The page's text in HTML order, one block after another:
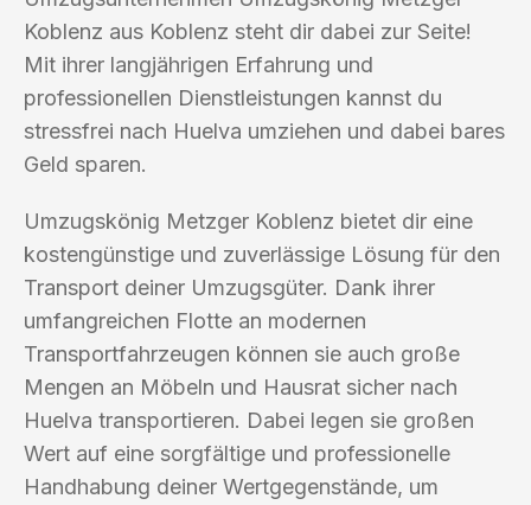
Koblenz aus Koblenz steht dir dabei zur Seite!
Mit ihrer langjährigen Erfahrung und
professionellen Dienstleistungen kannst du
stressfrei nach Huelva umziehen und dabei bares
Geld sparen.
Umzugskönig Metzger Koblenz bietet dir eine
kostengünstige und zuverlässige Lösung für den
Transport deiner Umzugsgüter. Dank ihrer
umfangreichen Flotte an modernen
Transportfahrzeugen können sie auch große
Mengen an Möbeln und Hausrat sicher nach
Huelva transportieren. Dabei legen sie großen
Wert auf eine sorgfältige und professionelle
Handhabung deiner Wertgegenstände, um